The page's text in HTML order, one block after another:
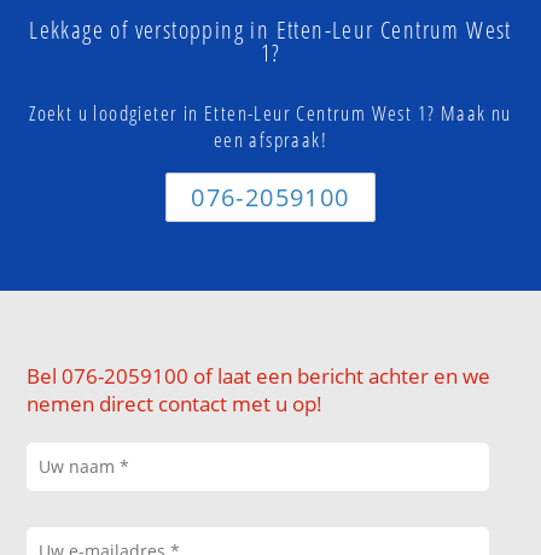
Lekkage of verstopping in Etten-Leur Centrum West
1?
Zoekt u loodgieter in Etten-Leur Centrum West 1? Maak nu
een afspraak!
076-2059100
Bel 076-2059100 of laat een bericht achter en we
nemen direct contact met u op!